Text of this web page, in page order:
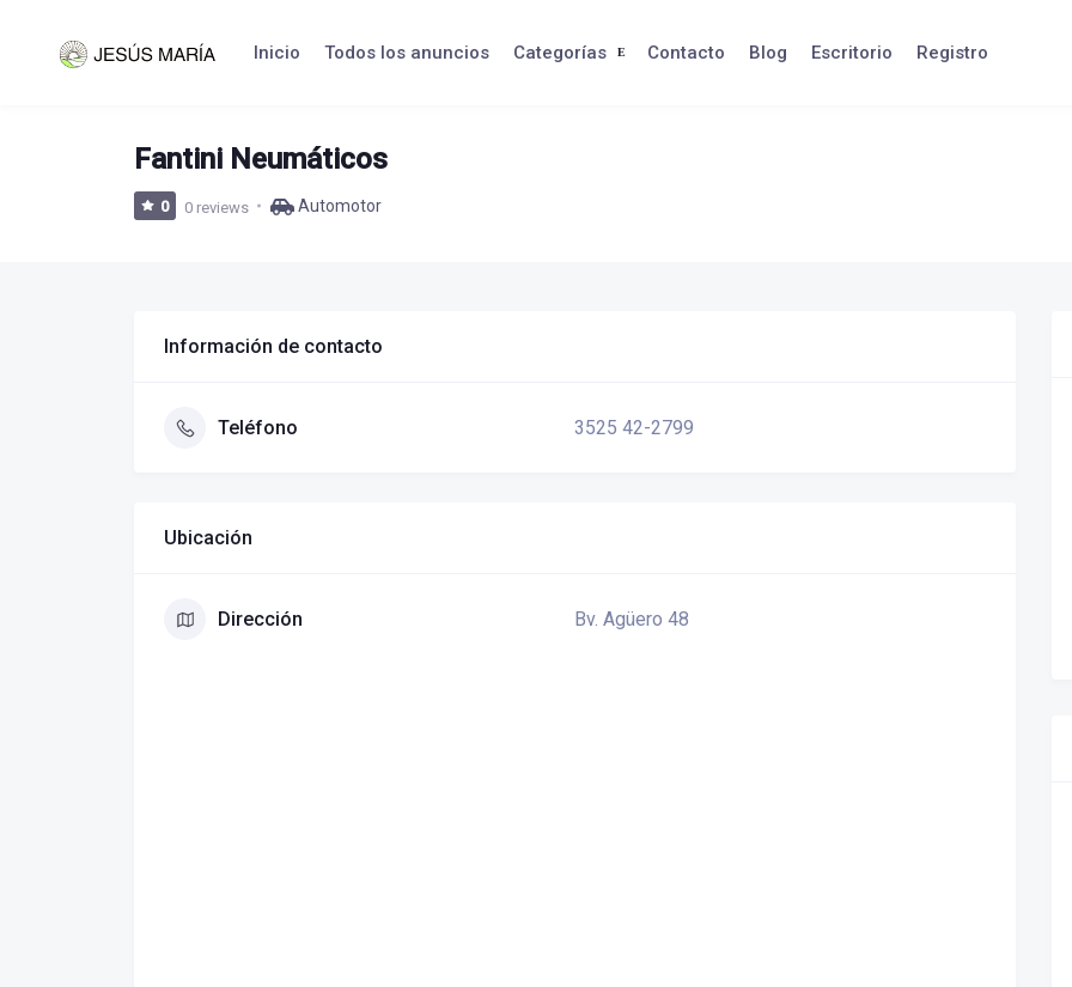
Inicio Todos los anuncios Categorías Contacto Blog Escritorio Registro
Fantini Neumáticos
0 0 reviews Automotor
Información de contacto
Teléfono 3525 42-2799
Ubicación
Dirección Bv. Agüero 48